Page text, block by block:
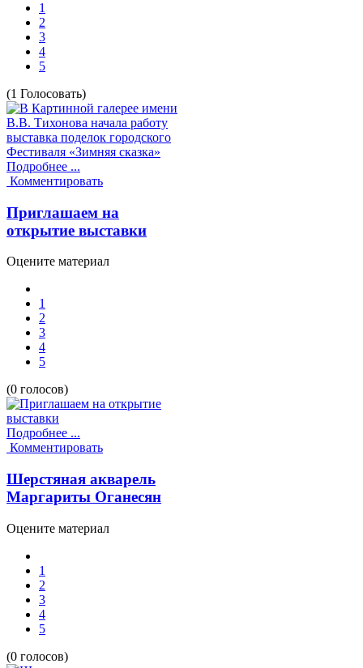
1
2
3
4
5
(1 Голосовать)
Подробнее ...
Комментировать
Приглашаем на
открытие выставки
Оцените материал
1
2
3
4
5
(0 голосов)
Подробнее ...
Комментировать
Шерстяная акварель
Маргариты Оганесян
Оцените материал
1
2
3
4
5
(0 голосов)